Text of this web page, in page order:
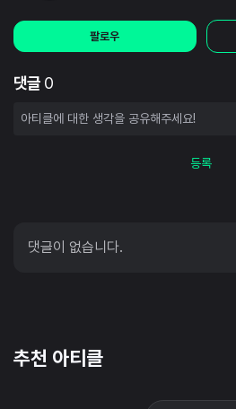
팔로우
댓글 0
등록
댓글이 없습니다.
추천 아티클